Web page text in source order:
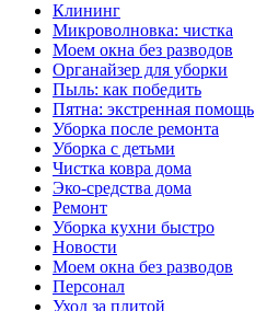
Клининг
Микроволновка: чистка
Моем окна без разводов
Органайзер для уборки
Пыль: как победить
Пятна: экстренная помощь
Уборка после ремонта
Уборка с детьми
Чистка ковра дома
Эко-средства дома
Ремонт
Уборка кухни быстро
Новости
Моем окна без разводов
Персонал
Уход за плитой